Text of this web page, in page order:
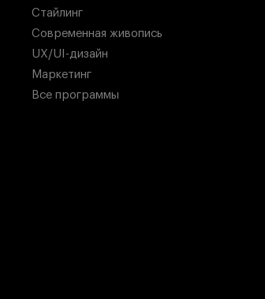
Стайлинг
Современная живопись
UX/UI-дизайн
Маркетинг
Все программы